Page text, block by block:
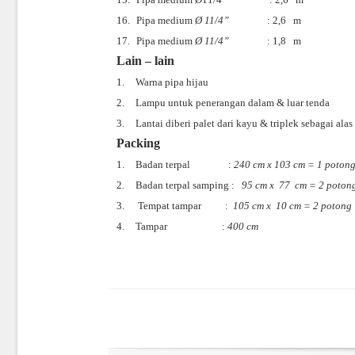
16. Pipa medium Ø11/4” : 2,6
m
17. Pipa medium Ø11/4” : 1,8 m
Lain – lain
1.
Warna pipa hijau
2.
Lampu untuk penerangan dalam & luar tenda
3.
Lantai diberi palet dari kayu & triplek sebagai alas
Packing
1. Badan terpal : 240 cm x 103 cm = 1 potong
2.
Badan terpal samping : 95 cm x 77 cm = 2
3.
Tempat tampar : 105 cm x 10 cm = 2 potong
4.
Tampar : 400 cm